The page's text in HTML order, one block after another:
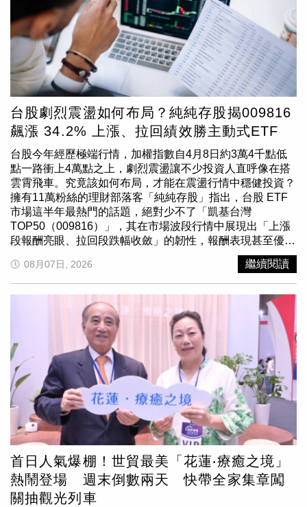
所有查詢資料皆以政府公開資料庫更新內容為依據，實際資
訊仍應以政府最新公告資料為準。實價雷達推LINE查詢工
具，民眾看房查實價登錄免留個資。（圖片提供／實價雷
達）除了成交行情外，近年不少購屋族也開始重視住宅周邊
環境資訊，例如土壤液化、淹水潛勢及活動斷層等公開圖
資。平台進一步整合相關政府公開資料，讓民眾在查詢地址
時，也能同步了解周邊環境資訊，作為購屋評估時的參考依
據。相關內容皆引用政府公開圖資，不代表對房屋安全性作
出保證，仍建議消費者搭配專業評估與現場勘查。實價雷達
執行長張紘甡表示，近年不少民眾習慣先自行蒐集資訊，再
決定是否安排賞屋，希望降低資訊不對稱帶來的不確定性，
因此團隊將查詢流程整合至 LINE，希望讓民眾利用熟悉的
通訊工具，就能快速取得公開房市資訊，而不必經過繁瑣的
註冊程序。實價雷達推LINE查詢工具，民眾看房查實價登
錄免留個資。（圖片提供／實價雷達）張紘甡指出，資訊透
明已成為房市發展的重要方向，數位工具若能兼顧便利性與
個人資料保護，有助於提升民眾自主查詢意願，也讓消費者
在蒐集資訊階段能擁有更多主導權。他表示，平台設計以提
供公開資訊查詢工具為定位，不涉及仲介媒合服務，希望協
助民眾建立更完整的房屋資訊參考。觀察近年消費者使用習
慣，LINE已成為民眾最常使用的通訊工具之一，不少生活
服務也逐漸整合至 LINE 平台，降低下載多個 App 的需求。
市場人士認為，若房屋資訊查詢工具能結合民眾熟悉的使用
介面，並兼顧個資保護與資訊透明，將有機會成為賞屋及購
屋流程中的輔助工具之一。實價雷達表示，未來將持續依據
政府公開資料更新查詢內容，協助使用者掌握房屋實價登錄
資訊及相關公開環境圖資，讓民眾在購屋前能取得更多公開
資訊作為參考。更多相關資訊可搜尋「實價雷達」官方網站
。
台股劇烈震盪如何布局？純純存股揭009816
飆漲 34.2% 上漲、拉回績效勝主動式ETF
台股今年經歷極端行情，加權指數自4月8日約3萬4千點低
點一路衝上4萬點之上，劇烈震盪讓不少投資人直呼像在搭
雲霄飛車。究竟該如何布局，才能在震盪行情中穩健投資？
擁有11萬粉絲的理財部落客「純純存股」指出，台股 ETF
市場這半年最熱門的話題，絕對少不了「凱基台灣
TOP50（009816）」，其在市場波段行情中展現出「上漲
段報酬亮眼、拉回段跌幅收斂」的韌性，報酬表現甚至優於
部分主動式ETF。純純存股整理數據指出，從4月8日至7月
23日這波行情來看，009816含息報酬率達34.2%，高於
00980A的28%、00981A的32%，也大幅領先00992A的
16.9%。而若觀察6月23日至7月27日台股自高點回檔期
間，009816跌幅約8%，相較00980A下跌11.2%、00981A
下跌12.8%、00992A下跌16.7%，修正幅度相對收斂。除了
績效表現外，他也指出，009816自今年2月掛牌募集規模約
90億元後，截至7月30日，資產規模已快速成長至接近
1,600億元，受益人數突破90萬人，定期定額交易戶數成長
率也維持雙位數成長。009816成為市場新寵，純純存股認
為可歸納3大優勢。首先是「股利再投資與動能加碼」，作
為不配息的市值型 ETF，股利自動留在基金內再投入，除
了市值加權外，更加入獲利與動能篩選，股價越接近52週高
點，權重加碼越多，以追求強者恆強效果。其次是「低費用
率」，009816經理費僅 0.07%、保管費 0.027%，在台股
ETF中屬於低成本區間，長期持有下來，即使費用率每年只
差一點點，經過時間累積，最終仍可能拉開明顯的複利差
距。他認為，009816較適合不想手動再投資、屬於較高稅
08月07日, 2026 繼續閱讀
首日人氣爆棚！世貿最美「花蓮‧療癒之境」
熱鬧登場 週末倒數兩天 快帶全家集章闖
關抽觀光列車